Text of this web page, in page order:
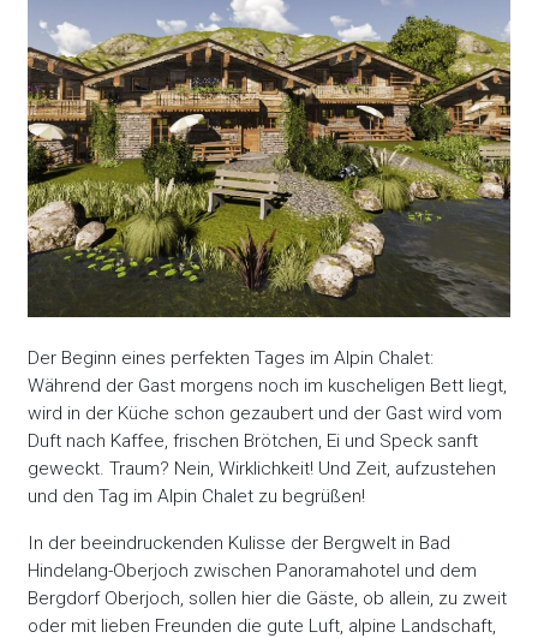
Der Beginn eines perfekten Tages im Alpin Chalet:
Während der Gast morgens noch im kuscheligen Bett liegt,
wird in der Küche schon gezaubert und der Gast wird vom
Duft nach Kaffee, frischen Brötchen, Ei und Speck sanft
geweckt. Traum? Nein, Wirklichkeit! Und Zeit, aufzustehen
und den Tag im Alpin Chalet zu begrüßen!
In der beeindruckenden Kulisse der Bergwelt in Bad
Hindelang-Oberjoch zwischen Panoramahotel und dem
Bergdorf Oberjoch, sollen hier die Gäste, ob allein, zu zweit
oder mit lieben Freunden die gute Luft, alpine Landschaft,